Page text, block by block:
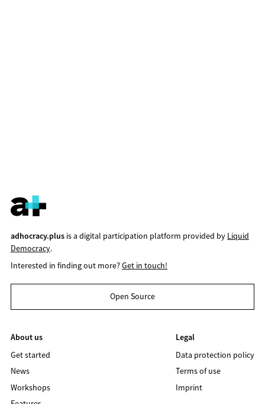
adhocracy.plusis a digital participation platform provided by Liquid
Democracy.
Interested in finding out more?Get in touch!
Open Source
About us
Get started
News
Workshops
Legal
Data protection policy
Terms of use
Imprint